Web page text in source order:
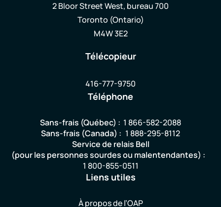
2 Bloor Street West, bureau 700
Toronto (Ontario)
M4W 3E2
Télécopieur
416-777-9750
Téléphone
Sans-frais (Québec) : 1 866-582-2088
Sans-frais (Canada) : 1 888-295-8112
Service de relais Bell
(pour les personnes sourdes ou malentendantes) :
1 800-855-0511
Liens utiles
À propos de l’OAP